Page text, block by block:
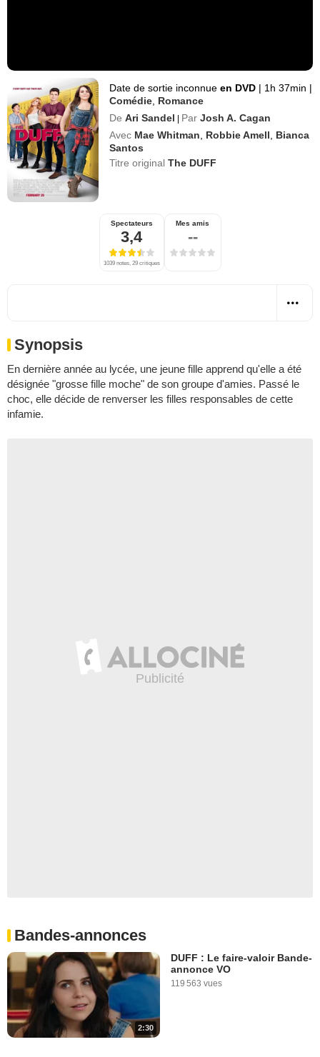
Date de sortie inconnueen DVD | 1h 37min |
Comédie Romance
De Ari Sandel | Par Josh A. Cagan
Avec Mae Whitman Robbie Amell
Bianca
Santos
Titre originalThe DUFF
Spectateurs
3,4
1039 notes, 29 critiques
Mes amis
--
Synopsis
En dernière année au lycée, une jeune fille apprend qu'elle a été
désignée "grosse fille moche" de son groupe d'amies. Passé le
choc, elle décide de renverser les filles responsables de cette
infamie.
Bandes-annonces
2:30
DUFF : Le faire-valoir Bande-
annonce VO
119 563 vues